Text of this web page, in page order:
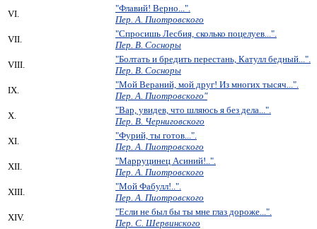
VI.
"Флавий! Верно...".
Пер. А. Пиотровского
VII.
"Спросишь Лесбия, сколько поцелуев...".
Пер. В. Сосноры
VIII.
"Болтать и бредить перестань, Катулл бедный...".
Пер. В. Сосноры
IX.
"Мой Вераний, мой друг! Из многих тысяч...".
Пер. А. Пиотровского"
X.
"Вар, увидев, что шляюсь я без дела...".
Пер. В. Черниговского
XI.
"Фурий, ты готов...".
Пер. А. Пиотровского
XII.
"Марруцинец Асиний!..".
Пер. А. Пиотровского
XIII.
"Мой Фабулл!..".
Пер. А. Пиотровского
XIV.
"Если не был бы ты мне глаз дороже...".
Пер. С. Шервинского